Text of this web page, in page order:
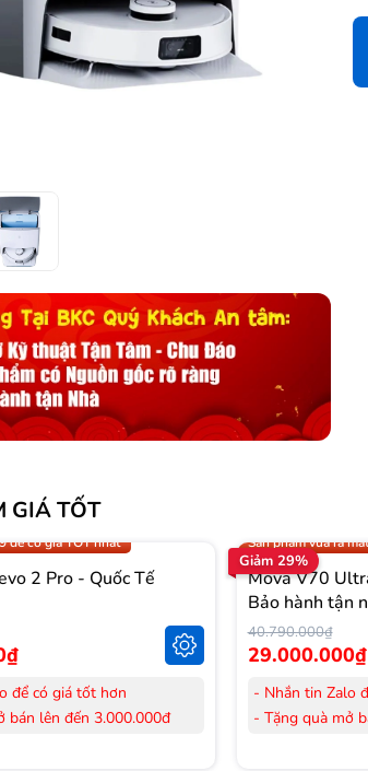
GIÁ TỐT
để có giá TỐT nhất
2 Pro - Quốc Tế
để có giá tốt hơn
bán lên đến 3.000.000đ
Giảm 29%
Sản phẩm vừa ra mắt
Mova V70
Bảo hành tận
40.790.000₫
29.000.000₫
- Nhắn tin Zalo
- Tặng quà mở